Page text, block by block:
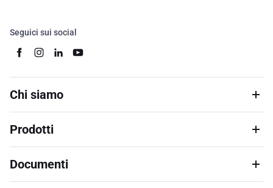
Seguici sui social
Chi siamo
Prodotti
Documenti